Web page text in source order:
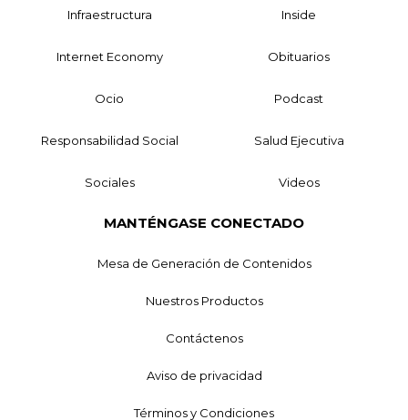
Infraestructura Inside
Internet Economy Obituarios
Ocio Podcast
Responsabilidad Social Salud Ejecutiva
Sociales Videos
MANTÉNGASE CONECTADO
Mesa de Generación de Contenidos
Nuestros Productos
Contáctenos
Aviso de privacidad
Términos y Condiciones